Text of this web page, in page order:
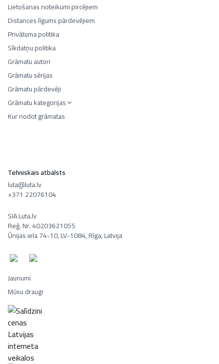
Lietošanas noteikumi pircējiem
Distances līgums pārdevējiem
Privātuma politika
Sīkdatņu politika
Grāmatu autori
Grāmatu sērijas
Grāmatu pārdevēji
Grāmatu kategorijas
Kur nodot grāmatas
Tehniskais atbalsts
luta@luta.lv
+371 22076104
SIA Luta.lv
Reģ. Nr. 40203621055
Ūnijas iela 74-10, LV-1084, Rīga, Latvija
Jaunumi
Mūsu draugi